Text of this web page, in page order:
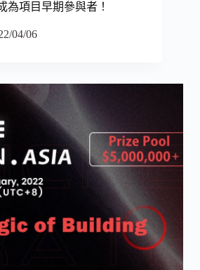
為項目早期參與者！
04/06